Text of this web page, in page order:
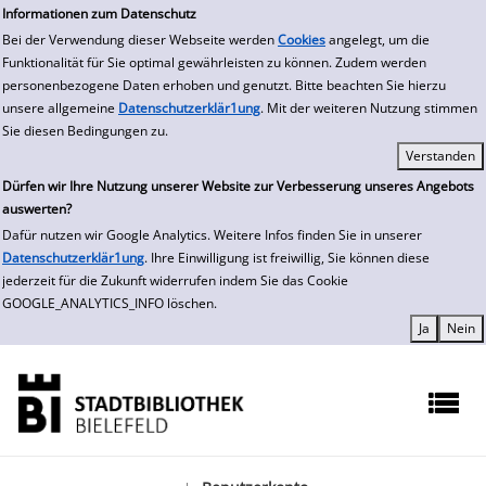
Informationen zum Datenschutz
Bei der Verwendung dieser Webseite werden Cookies angelegt, um die
Funktionalität für Sie optimal gewährleisten zu können. Zudem werden
personenbezogene Daten erhoben und genutzt. Bitte beachten Sie hierzu
unsere allgemeine Datenschutzerklär1ung. Mit der weiteren Nutzung stimmen
Sie diesen Bedingungen zu.
Dürfen wir Ihre Nutzung unserer Website zur Verbesserung unseres Angebots
auswerten?
Dafür nutzen wir Google Analytics. Weitere Infos finden Sie in unserer
Datenschutzerklär1ung. Ihre Einwilligung ist freiwillig, Sie können diese
jederzeit für die Zukunft widerrufen indem Sie das Cookie
GOOGLE_ANALYTICS_INFO löschen.
zur Navigation springen
zum Inhalt springen
Zur Detailanzeige springen